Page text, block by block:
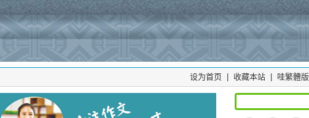
设为首页 收藏本站 哇繁體版